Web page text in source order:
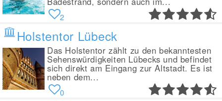
2
Holstentor Lübeck
Das Holstentor zählt zu den bekanntesten
Sehenswürdigkeiten Lübecks und befindet
sich direkt am Eingang zur Altstadt. Es ist
neben dem...
0